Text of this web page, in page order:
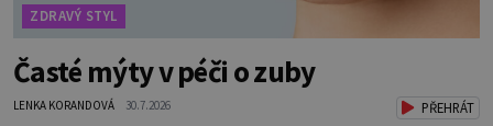
ZDRAVÝ STYL
Časté mýty v péči o zuby
LENKA KORANDOVÁ 30.7.2026 PŘEHRÁT